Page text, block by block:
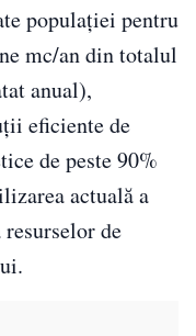
populaţiei pentru
mc/an din totalul
anual),
eficiente de
de peste 90%
actuală a
de